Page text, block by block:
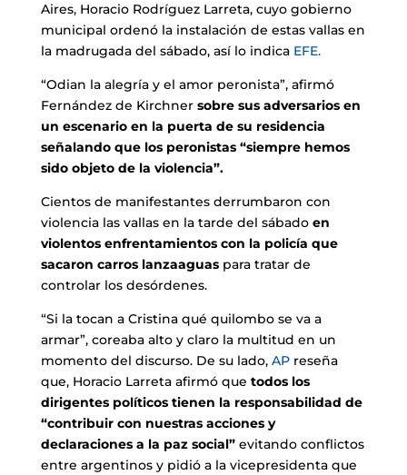
Aires, Horacio Rodríguez Larreta, cuyo gobierno
municipal ordenó la instalación de estas vallas en
la madrugada del sábado, así lo indica EFE.
“Odian la alegría y el amor peronista”, afirmó
Fernández de Kirchnersobre sus adversarios en
un escenario en la puerta de su residencia
señalando que los peronistas “siempre hemos
sido objeto de la violencia”.
Cientos de manifestantes derrumbaron con
violencia las vallas en la tarde del sábado en
violentos enfrentamientos con la policía que
sacaron carros lanzaaguaspara tratar de
controlar los desórdenes.
“Si la tocan a Cristina qué quilombo se va a
armar”, coreaba alto y claro la multitud en un
momento del discurso. De su lado, APreseña
que, Horacio Larreta afirmó que todos los
dirigentes políticos tienen la responsabilidad de
“contribuir con nuestras acciones y
declaraciones a la paz social”evitando conflictos
entre argentinos y pidió a la vicepresidenta que